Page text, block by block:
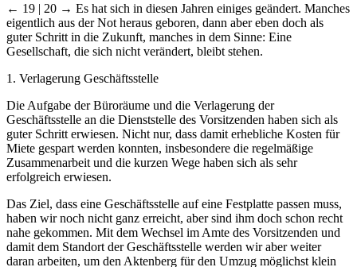
← 19 | 20 → Es hat sich in diesen Jahren einiges geändert. Manches
eigentlich aus der Not heraus geboren, dann aber eben doch als
guter Schritt in die Zukunft, manches in dem Sinne: Eine
Gesellschaft, die sich nicht verändert, bleibt stehen.
1. Verlagerung Geschäftsstelle
Die Aufgabe der Büroräume und die Verlagerung der
Geschäftsstelle an die Dienststelle des Vorsitzenden haben sich als
guter Schritt erwiesen. Nicht nur, dass damit erhebliche Kosten für
Miete gespart werden konnten, insbesondere die regelmäßige
Zusammenarbeit und die kurzen Wege haben sich als sehr
erfolgreich erwiesen.
Das Ziel, dass eine Geschäftsstelle auf eine Festplatte passen muss,
haben wir noch nicht ganz erreicht, aber sind ihm doch schon recht
nahe gekommen. Mit dem Wechsel im Amte des Vorsitzenden und
damit dem Standort der Geschäftsstelle werden wir aber weiter
daran arbeiten, um den Aktenberg für den Umzug möglichst klein